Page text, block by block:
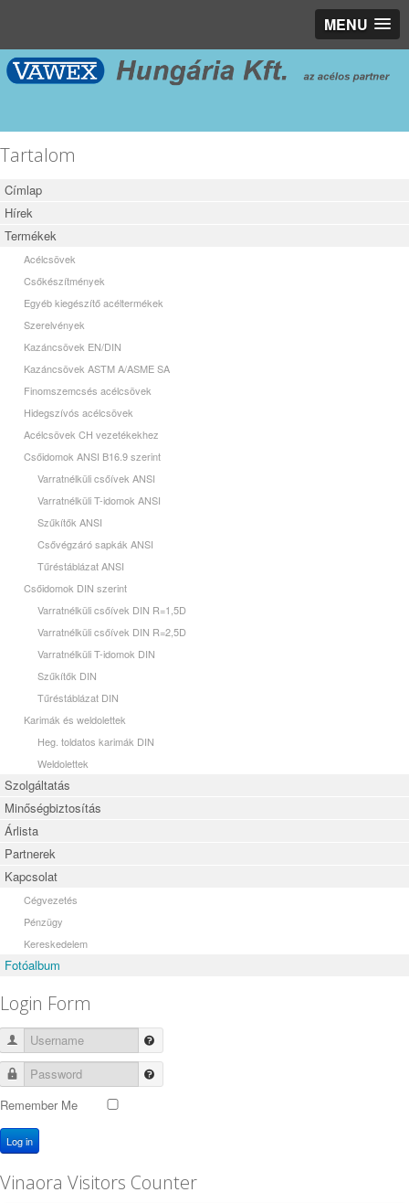
MENU
Tartalom
Címlap
Hírek
Termékek
Acélcsövek
Csőkészítmények
Egyéb kiegészítő acéltermékek
Szerelvények
Kazáncsövek EN/DIN
Kazáncsövek ASTM A/ASME SA
Finomszemcsés acélcsövek
Hidegszívós acélcsövek
Acélcsövek CH vezetékekhez
Csőidomok ANSI B16.9 szerint
Varratnélküli csőívek ANSI
Varratnélküli T-idomok ANSI
Szűkítők ANSI
Csővégzáró sapkák ANSI
Tűréstáblázat ANSI
Csőidomok DIN szerint
Varratnélküli csőívek DIN R=1,5D
Varratnélküli csőívek DIN R=2,5D
Varratnélküli T-idomok DIN
Szűkítők DIN
Tűréstáblázat DIN
Karimák és weldolettek
Heg. toldatos karimák DIN
Weldolettek
Szolgáltatás
Minőségbiztosítás
Árlista
Partnerek
Kapcsolat
Cégvezetés
Pénzügy
Kereskedelem
Fotóalbum
Login Form
Username
Password
Remember Me
Log in
Vinaora Visitors Counter